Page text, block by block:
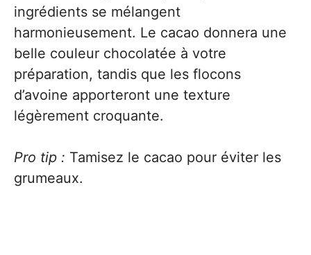
ingrédients se mélangent
harmonieusement. Le cacao donnera une
belle couleur chocolatée à votre
préparation, tandis que les flocons
d’avoine apporteront une texture
légèrement croquante.
Pro tip : Tamisez le cacao pour éviter les
grumeaux.